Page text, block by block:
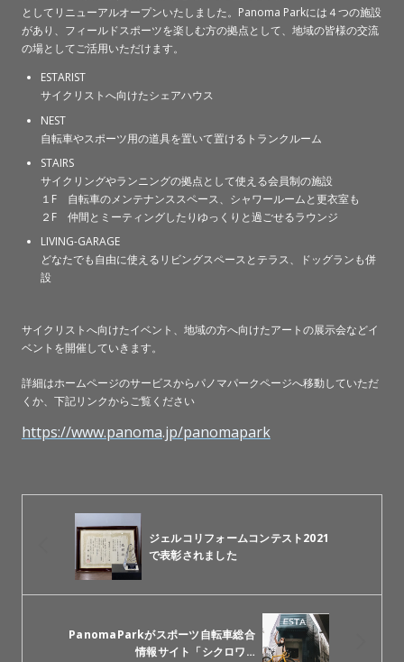
としてリニューアルオープンいたしました。Panoma Parkには４つの施設
があり、フィールドスポーツを楽しむ方の拠点として、地域の皆様の交流
の場としてご活用いただけます。
ESTARIST
サイクリストへ向けたシェアハウス
NEST
自転車やスポーツ用の道具を置いて置けるトランクルーム
STAIRS
サイクリングやランニングの拠点として使える会員制の施設
１F 自転車のメンテナンススペース、シャワールームと更衣室も
２F 仲間とミーティングしたりゆっくりと過ごせるラウンジ
LIVING-GARAGE
どなたでも自由に使えるリビングスペースとテラス、ドッグランも併
設
サイクリストへ向けたイベント、地域の方へ向けたアートの展示会などイ
ベントを開催していきます。
詳細はホームページのサービスからパノマパークページへ移動していただ
くか、下記リンクからご覧ください
https://www.panoma.jp/panomapark
ジェルコリフォームコンテスト2021
で表彰されました
PanomaParkがスポーツ自転車総合
情報サイト「シクロワ…